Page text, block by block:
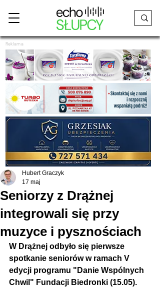
Reklama
Seniorzy z Drążnej
integrowali się przy
muzyce i pysznościach
Hubert Graczyk
17 maj
W Drążnej odbyło się pierwsze
spotkanie seniorów w ramach V
edycji programu "Danie Wspólnych
Chwil" Fundacji Biedronki (15.05).